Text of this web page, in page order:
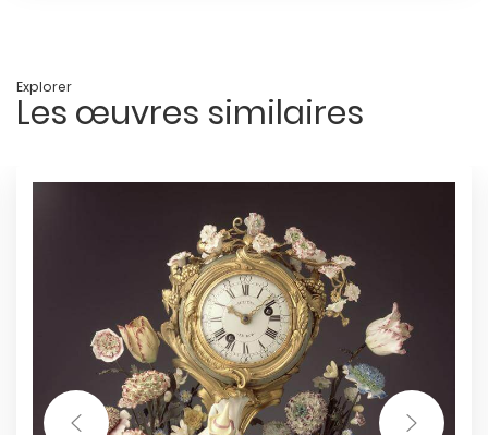
Explorer
Les œuvres similaires